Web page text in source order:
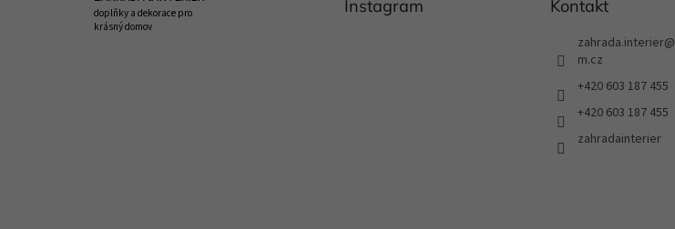
y
p
i
u
doplňky a dekorace pro
krásný domov
Instagram Kontakt
zahrada.interier@
m.cz
+420 603 187 455
+420 603 187 455
zahradainterier